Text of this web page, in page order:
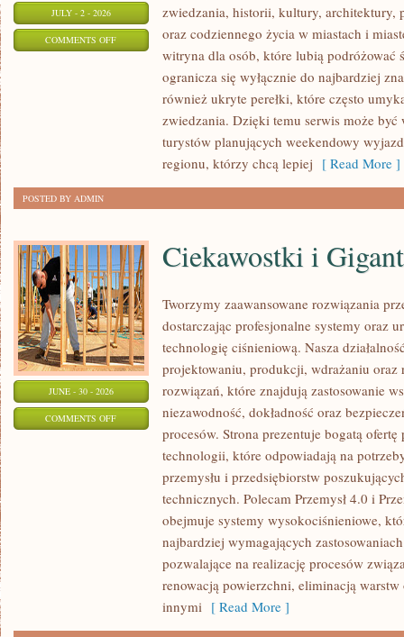
JULY - 2 - 2026
COMMENTS OFFON
zwiedzania, historii, kultury, architektury,
oraz codziennego życia w miastach i
witryna dla osób, które lubią podróżować
ogranicza się wyłącznie do najbardziej
również ukryte perełki, które często
zwiedzania. Dzięki temu serwis może
turystów planujących weekendowy
regionu, którzy chcą lepiej [ Read More ]
POSTED BY ADMIN
JUNE - 30 - 2026
COMMENTS OFFON
CIEKAWOSTKI
Ciekawostki i
Tworzymy zaawansowane rozwiązania
dostarczając profesjonalne systemy oraz
technologię ciśnieniową. Nasza
projektowaniu, produkcji, wdrażaniu oraz
rozwiązań, które znajdują zastosowanie
niezawodność, dokładność oraz
procesów. Strona prezentuje bogatą ofertę
technologii, które odpowiadają na
przemysłu i przedsiębiorstw
technicznych. Polecam Przemysł 4.0 i
obejmuje systemy wysokociśnieniowe,
najbardziej wymagających
pozwalające na realizację procesów
renowacją powierzchni, eliminacją
innymi [ Read More ]